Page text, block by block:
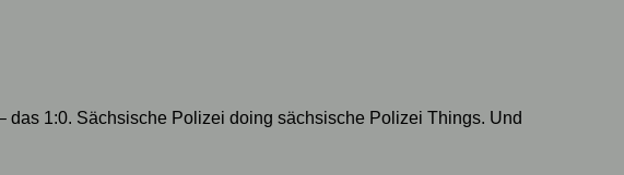
1:0. Sächsische Polizei doing sächsische Polizei Things. Und